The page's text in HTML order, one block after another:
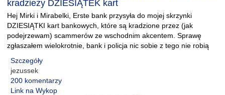
kradzieży DZIESIĄTEK kart
Hej Mirki i Mirabelki, Erste bank przysyła do mojej skrzynki
DZIESIĄTKI kart bankowych, które są kradzione przez (jak
podejrzewam) scammerów ze wschodnim akcentem. Sprawę
zgłaszałem wielokrotnie, bank i policja nic sobie z tego nie robią
Szczegóły
jezussek
200 komentarzy
Link na Wykop